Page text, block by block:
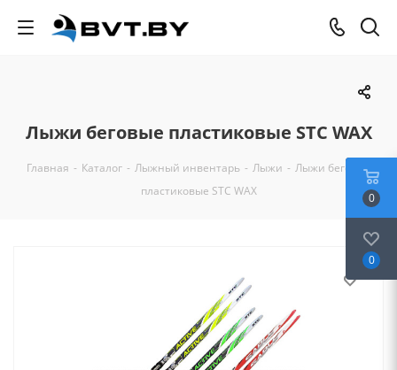
Лыжи беговые пластиковые STC WAX
Главная - Каталог - Лыжный инвентарь - Лыжи - Лыжи беговые
пластиковые STC WAX
0
0